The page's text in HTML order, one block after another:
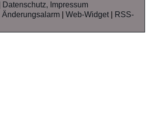
Datenschutz, Impressum
Änderungsalarm |Web-Widget|
RSS-